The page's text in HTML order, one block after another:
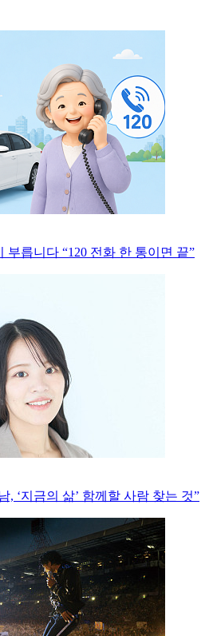
부릅니다 “120 전화 한 통이면 끝”
, ‘지금의 삶’ 함께할 사람 찾는 것”